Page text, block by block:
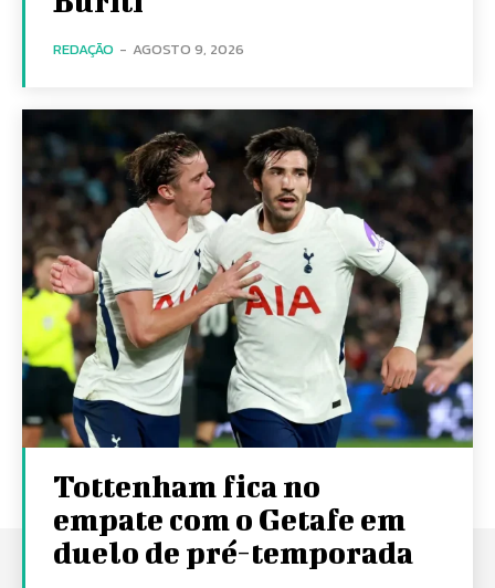
REDAÇÃO - AGOSTO 9, 2026
Tottenham fica no
empate com o Getafe em
duelo de pré-temporada